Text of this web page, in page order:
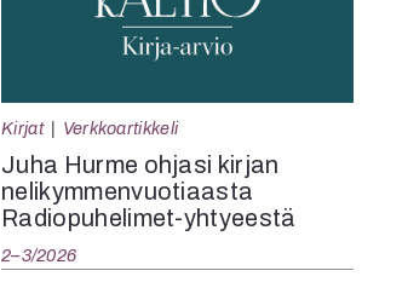
Kirjat Verkkoartikkeli
Juha Hurme ohjasi kirjan
nelikymmenvuotiaasta
Radiopuhelimet-yhtyeestä
2–3/2026